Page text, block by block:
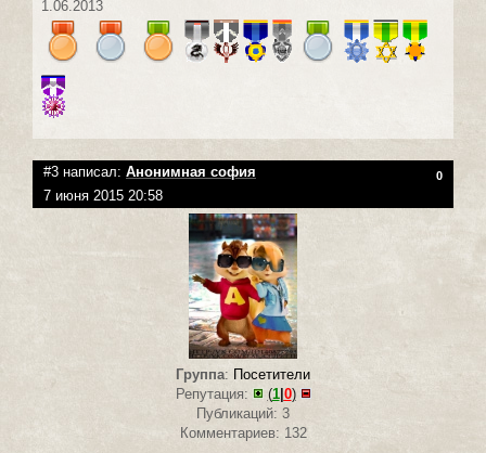
1.06.2013
#3 написал: Анонимная софия 0
7 июня 2015 20:58
Группа: Посетители
Репутация:
(1|0)
Публикаций: 3
Комментариев: 132